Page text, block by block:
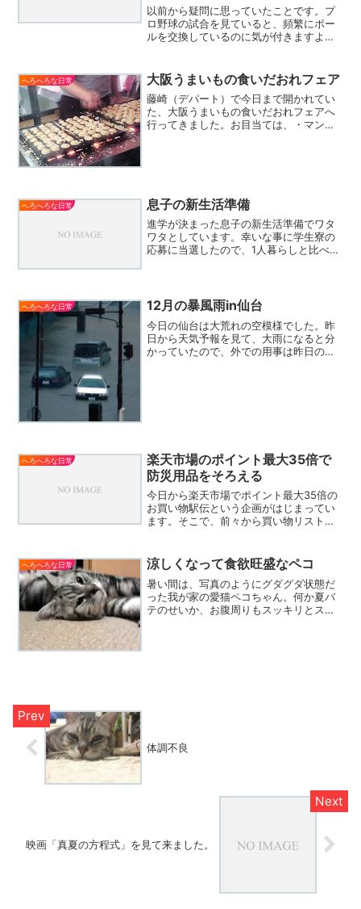
以前から疑問に思っていたことです。プ
ロ野球の試合を見ていると、頻繁にボー
ルを交換しているのに気が付きますよ
ーは審判にボールの交換を要求します。
その他にも、打球が前に飛ぶ...
へろへろな日常 大阪うまいもの食いだおれフェア
藤崎（デパート）で今日まで開かれてい
た、大阪うまいもの食いだおれフェアへ
行ってきました。お目当ては、・マンガ
へろへろな日常 息子の新生活準備
進学が決まった息子の新生活準備でワタ
ワタとしています。幸いな事に学生寮の
応募に当選したので、1人暮らしと比べる
必需品となったノートパソコ...
へろへろな日常 12月の暴風雨in仙台
今日の仙台は大荒れの空模様でした。昨
日から天気予報を見て、大雨になると分
かっていたので、外での用事は昨日のう
へろへろな日常
楽天市場のポイント最大35倍で
防災用品をそろえる
今日から楽天市場でポイント最大35倍の
お買い物駅伝という企画がはじまってい
ます。そこで、前々から買い物リストを
ず、購入したのがソーラー＆手回し充電
のライトこれは本当に緊急...
へろへろな日常 涼しくなって食欲旺盛なペコ
暑い間は、写真のようにグダグダ状態だ
った我が家の愛猫ペコちゃん。何か夏バ
テのせいか、お腹周りもスッキリとスリ
体調不良
映画「真夏の方程式」を見て来ました。